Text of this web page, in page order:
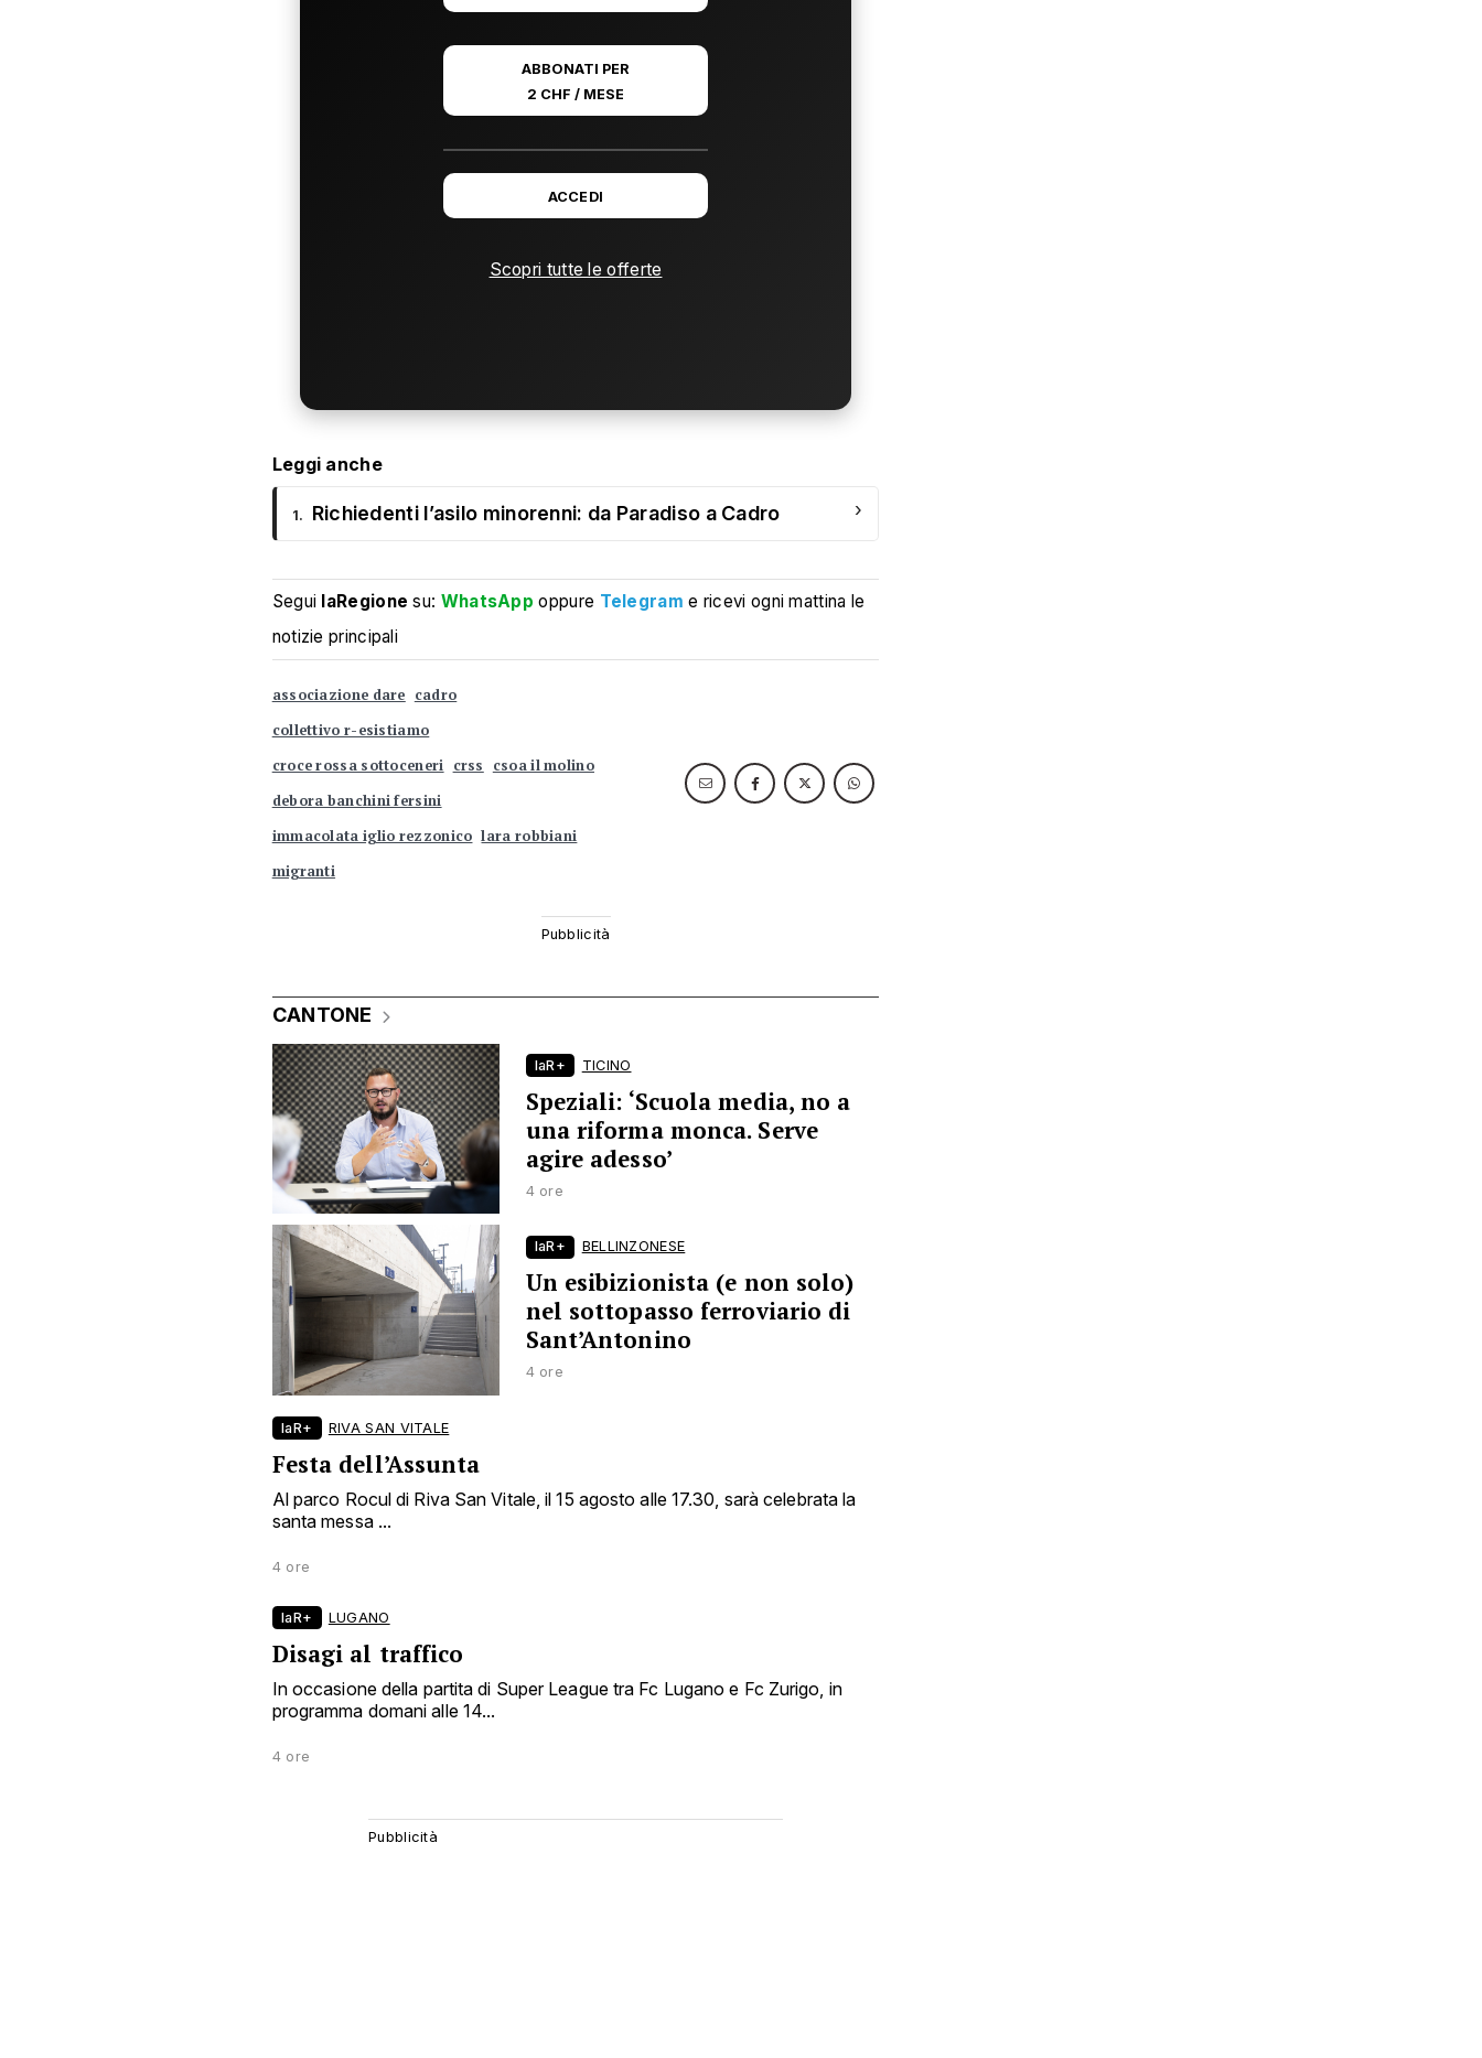
ABBONATI PER
2 CHF / MESE
ACCEDI
Scopri tutte le offerte
Leggi anche
1. Richiedenti l’asilo minorenni: da Paradiso a Cadro ›
Segui laRegione su: WhatsApp oppure Telegram e ricevi ogni mattina le
notizie principali
associazione dare cadro
collettivo r-esistiamo
croce rossa sottoceneri crss
csoa il molino
debora banchini fersini
immacolata iglio rezzonico lara robbiani
migranti
CANTONE
laR+ TICINO
Speziali: ‘Scuola media, no a
una riforma monca. Serve
agire adesso’
4 ore
laR+ BELLINZONESE
Un esibizionista (e non solo)
nel sottopasso ferroviario di
Sant’Antonino
4 ore
laR+ RIVA SAN VITALE
Festa dell’Assunta
Al parco Rocul di Riva San Vitale, il 15 agosto alle 17.30, sarà celebrata la
santa messa ...
4 ore
laR+ LUGANO
Disagi al traffico
In occasione della partita di Super League tra Fc Lugano e Fc Zurigo, in
programma domani alle 14...
4 ore